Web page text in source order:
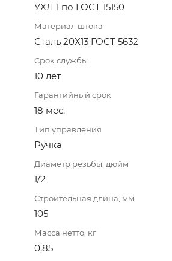
УХЛ 1 по ГОСТ 15150
Материал штока
Сталь 20Х13 ГОСТ 5632
Срок службы
10 лет
Гарантийный срок
18 мес.
Тип управления
Ручка
Диаметр резьбы, дюйм
1/2
Строительная длина, мм
105
Масса нетто, кг
0,85